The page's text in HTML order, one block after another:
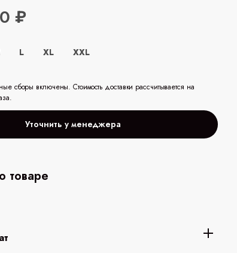
₽
L XL XXL
сборы включены. Стоимость доставки рассчитывается на
Уточнить у менеджера
товаре